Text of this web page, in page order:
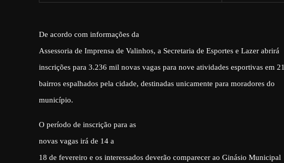
De acordo com informações da
Assessoria de Imprensa de Valinhos, a Secretaria de Esportes e Lazer abrirá
inscrições para 3.236 mil novas vagas para nove atividades esportivas em 21
bairros espalhados pela cidade, destinadas unicamente para moradores do
município.
O período de inscrição para as
novas vagas irá de 14 a
18 de fevereiro e os interessados deverão comparecer ao Ginásio Municipal